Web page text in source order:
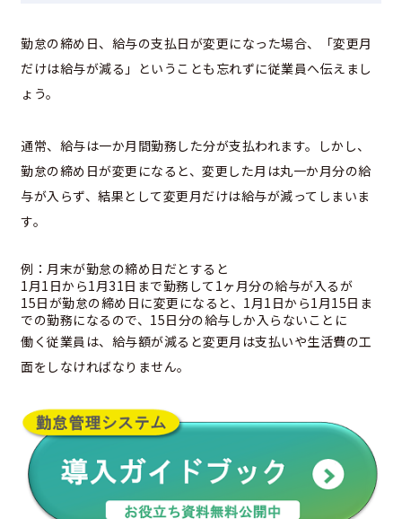
勤怠の締め日、給与の支払日が変更になった場合、「変更月
だけは給与が減る」ということも忘れずに従業員へ伝えまし
ょう。
通常、給与は一か月間勤務した分が支払われます。しかし、
勤怠の締め日が変更になると、変更した月は丸一か月分の給
与が入らず、結果として変更月だけは給与が減ってしまいま
す。
例：月末が勤怠の締め日だとすると
1月1日から1月31日まで勤務して1ヶ月分の給与が入るが
15日が勤怠の締め日に変更になると、1月1日から1月15日ま
での勤務になるので、15日分の給与しか入らないことに
働く従業員は、給与額が減ると変更月は支払いや生活費の工
面をしなければなりません。